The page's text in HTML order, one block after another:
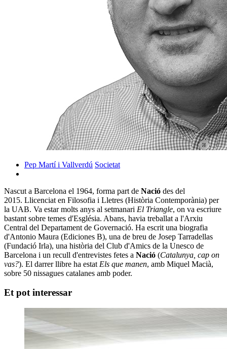
Pep Martí i Vallverdú Societat
Nascut a Barcelona el 1964, forma part de Nació des del
2015. Llicenciat en Filosofia i Lletres (Història Contemporània) per
la UAB. Va estar molts anys al setmanari El Triangle, on va escriure
bastant sobre temes d'Església. Abans, havia treballat a l'Arxiu
Central del Departament de Governació. Ha escrit una biografia
d'Antonio Maura (Ediciones B), una de breu de Josep Tarradellas
(Fundació Irla), una història del Club d'Amics de la Unesco de
Barcelona i un recull d'entrevistes fetes a Nació (Catalunya, cap on
vas?). El darrer llibre ha estat Els que manen, amb Miquel Macià,
sobre 50 nissagues catalanes amb poder.
Et pot interessar